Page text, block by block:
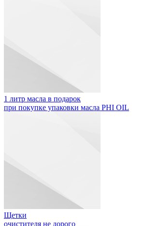
1 литр масла в подарок
при покупке упаковки масла PHI OIL
Щетки
очистителя не дорого